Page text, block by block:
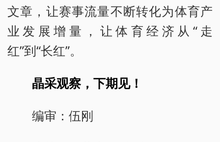
文章，让赛事流量不断转化为体育产
业发展增量，让体育经济从“走
红”到“长红”。
晶采观察，下期见！
编审：伍刚